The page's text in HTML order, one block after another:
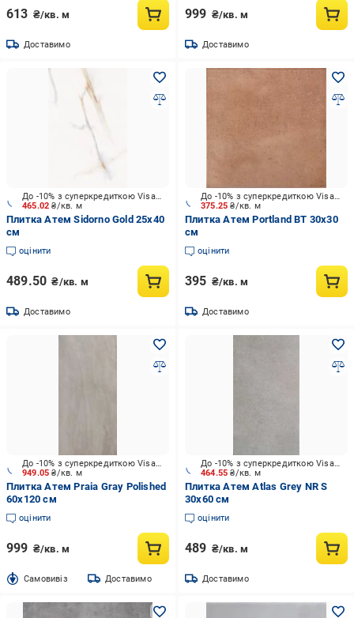
613 ₴/кв. м
Доставимо
999 ₴/кв. м
Доставимо
465.02₴/кв. м
До -10% з суперкредиткою Visa Вигода
Плитка Атем Sidorno Gold 25x40
см
оцінити
489.50 ₴/кв. м
Доставимо
375.25₴/кв. м
До -10% з суперкредиткою Visa Вигода
Плитка Атем Portland BT 30x30
см
оцінити
395 ₴/кв. м
Доставимо
949.05₴/кв. м
До -10% з суперкредиткою Visa Вигода
Плитка Атем Praia Gray Polished
60x120 см
оцінити
999 ₴/кв. м
Cамовивіз Доставимо
464.55₴/кв. м
До -10% з суперкредиткою Visa Вигода
Плитка Атем Atlas Grey NR S
30x60 см
оцінити
489 ₴/кв. м
Доставимо